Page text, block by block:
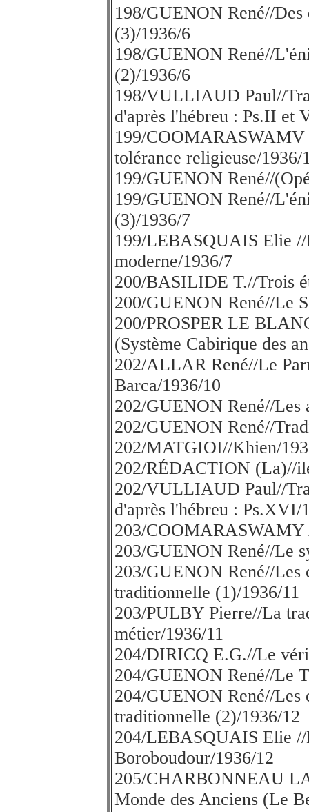
198/GUENON René//
(3)/1936/6
198/GUENON René//
(2)/1936/6
198/VULLIAUD Paul//
d'après l'hébreu : Ps.II et
199/
tolérance religieuse/1936/
199/GUENON René//
199/GUENON René//
(3)/1936/7
199/LEBASQUAIS Elie //
moderne/1936/7
200/BASILIDE T.//Trois
200/GUENON René//Le
200/PROSPER LE
(Système Cabirique des
202/ALLAR René//Le
Barca/1936/10
202/GUENON René//Les
202/GUENON René//
202/MATGIOI//Khien/
202/RÉDACTION (La)//
202/VULLIAUD Paul//
d'après l'hébreu : Ps.XVI/
203/
203/GUENON René//Le
203/GUENON René//Les
traditionnelle (1)/1936/11
203/PULBY Pierre//La
métier/1936/11
204/DIRICQ E.G.//Le
204/GUENON René//Le
204/GUENON René//Les
traditionnelle (2)/1936/12
204/LEBASQUAIS Elie //
Boroboudour/1936/12
205/CHARBONNEAU
Monde des Anciens (Le